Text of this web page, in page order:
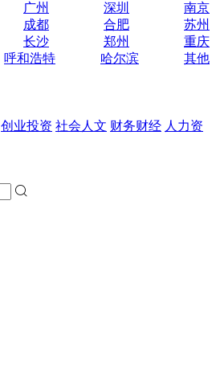
广州 深圳
南京
成都 合肥
苏州
长沙 郑州
重庆
呼和浩特 哈尔滨
其他
创业投资 社会人文 财务财经 人力资